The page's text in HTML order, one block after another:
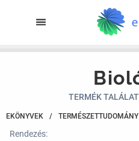
TERMÉK
EKÖNYVEK / TERMÉSZETTUDOMÁNY
Rendezés: